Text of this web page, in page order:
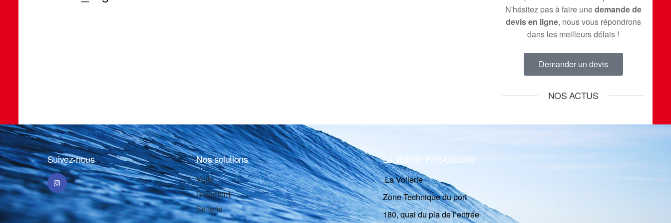
N'hésitez pas à faire unedemande de
devis en ligne, nous vous répondrons
dans les meilleurs délais !
Demander un devis
NOS ACTUS
Suivez-nous Nos solutions
Voile
Gréement
Sellerie
La Voilerie Port-Leucate
.La Voilerie
Zone Technique du port
180, quai du pla de l’entrée